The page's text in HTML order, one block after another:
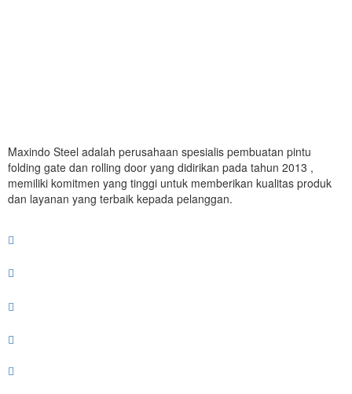
Maxindo Steel adalah perusahaan spesialis pembuatan pintu
folding gate dan rolling door yang didirikan pada tahun 2013 ,
memiliki komitmen yang tinggi untuk memberikan kualitas produk
dan layanan yang terbaik kepada pelanggan.